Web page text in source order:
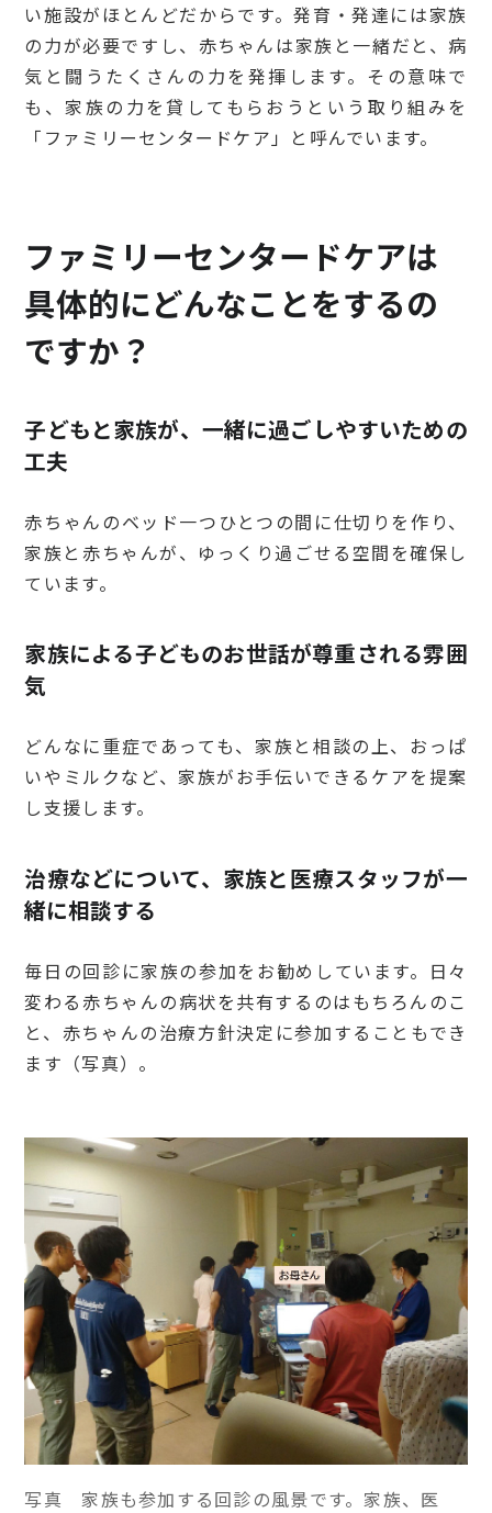
い施設がほとんどだからです。発育・発達には家族
の力が必要ですし、赤ちゃんは家族と一緒だと、病
気と闘うたくさんの力を発揮します。その意味で
も、家族の力を貸してもらおうという取り組みを
「ファミリーセンタードケア」と呼んでいます。
ファミリーセンタードケアは
具体的にどんなことをするの
ですか？
子どもと家族が、一緒に過ごしやすいための
工夫
赤ちゃんのベッド一つひとつの間に仕切りを作り、
家族と赤ちゃんが、ゆっくり過ごせる空間を確保し
ています。
家族による子どものお世話が尊重される雰囲
気
どんなに重症であっても、家族と相談の上、おっぱ
いやミルクなど、家族がお手伝いできるケアを提案
し支援します。
治療などについて、家族と医療スタッフが一
緒に相談する
毎日の回診に家族の参加をお勧めしています。日々
変わる赤ちゃんの病状を共有するのはもちろんのこ
と、赤ちゃんの治療方針決定に参加することもでき
ます（写真）。
写真 家族も参加する回診の風景です。家族、医